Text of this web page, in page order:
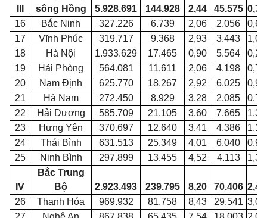
sông Hồng
5.928.691 144.928 2,44 45.575 0,77
16
Bắc Ninh 327.226 6.739 2,06 2.056
0,63
17
Vĩnh Phúc 319.717 9.368 2,93 3.443
1,08
18
Hà Nội 1.933.629 17.465 0,90 5.564
0,29
19
Hải Phòng 564.081 11.611 2,06 4.198
0,74
20
Nam Định 625.770 18.267 2,92 6.025
0,96
21
Hà Nam 272.450 8.929 3,28 2.085
0,77
22
Hải Dương 585.709 21.105 3,60 7.665
1,31
23
Hưng Yên 370.697 12.640 3,41 4.386
1,18
24
Thái Bình 631.513 25.349 4,01 6.040
0,96
25
Ninh Bình 297.899 13.455 4,52 4.113 1,38
IV
Bắc Trung
Bộ
2.923.493 239.795 8,20 70.406 2,41
26
Thanh Hóa 969.932 81.758 8,43 29.541 3,05